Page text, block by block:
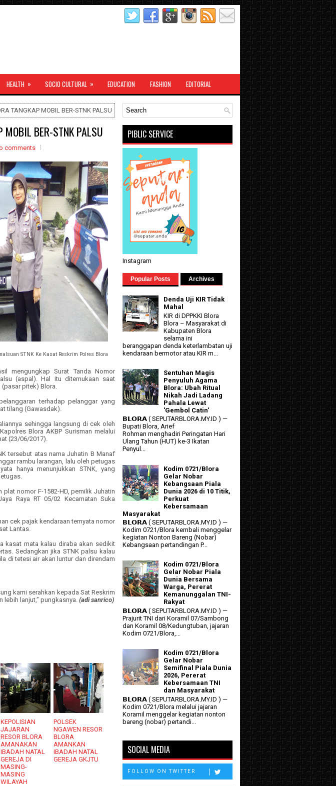
HEALTH » SOCIO CULTURAL » EDUCATION FASHION EDITORIAL
TANGKAP MOBIL BER-STNK PALSU
MOBIL BER-STNK PALSU
comments
STNK Ke Kasat Reskrim Polres Blora
mengungkap Surat Tanda Nomor
(aspal). Hal itu ditemukaan saat
pitek) Blora.
terhadap pelanggar yang
tilang (Gawasdak).
sehingga langsung di cek oleh
Blora AKBP Surisman melalui
(23/06/2017).
tersebut atas nama Juhatin B Manaf
rambu larangan, lalu oleh petugas
hanya menunjukkan STNK, yang
plat nomor F-1582-HD, pemilik Juhatin
Raya RT 05/02 Kecamatan Suka
cek pajak kendaraan ternyata nomor
Lantas.
kasat mata kalau diraba akan sedikit
Sedangkan jika STNK palsu kalau
di tetesi air akan luntur dan direndam
kami serahkan kepada Sat Reskrim
lanjut,” pungkasnya. (adi sanrico)
KEPOLISIAN
JAJARAN
RESOR BLORA
AMANAKAN
IBADAH NATAL
GEREJA DI
MASING-
MASING
WILAYAH
POLSEK
NGAWEN RESOR
BLORA
AMANKAN
IBADAH NATAL
GEREJA GKJTU
PIBLIC SERVICE
Instagram
Popular Posts Archives
Denda Uji KIR Tidak
Mahal
KIR di DPPKKI Blora
Blora – Masyarakat di
Kabupaten Blora
selama ini
beranggapan denda keterlambatan uji
kendaraan bermotor atau KIR m...
Sentuhan Magis
Penyuluh Agama
Blora: Ubah Ritual
Nikah Jadi Ladang
Pahala Lewat
'Gembol Catin'
𝗕𝗟𝗢𝗥𝗔 ( SEPUTARBLORA.MY.ID ) —
Bupati Blora, Arief
Rohman menghadiri Peringatan Hari
Ulang Tahun (HUT) ke-3 Ikatan
Penyul...
Kodim 0721/Blora
Gelar Nobar
Kebangsaan Piala
Dunia 2026 di 10 Titik,
Perkuat
Kebersamaan
Masyarakat
𝗕𝗟𝗢𝗥𝗔 ( SEPUTARBLORA.MY.ID ) —
Kodim 0721/Blora kembali menggelar
kegiatan Nonton Bareng (Nobar)
Kebangsaan pertandingan P...
Kodim 0721/Blora
Gelar Nobar Piala
Dunia Bersama
Warga, Pererat
Kemanunggalan TNI-
Rakyat
𝗕𝗟𝗢𝗥𝗔 ( SEPUTARBLORA.MY.ID ) —
Prajurit TNI dari Koramil 07/Sambong
dan Koramil 08/Kedungtuban, jajaran
Kodim 0721/Blora,...
Kodim 0721/Blora
Gelar Nobar
Semifinal Piala Dunia
2026, Pererat
Kebersamaan TNI
dan Masyarakat
𝗕𝗟𝗢𝗥𝗔 ( SEPUTARBLORA.MY.ID ) —
Kodim 0721/Blora melalui jajaran
Koramil menggelar kegiatan nonton
bareng (nobar) pertandi...
SOCIAL MEDIA
FOLLOW ON TWITTER